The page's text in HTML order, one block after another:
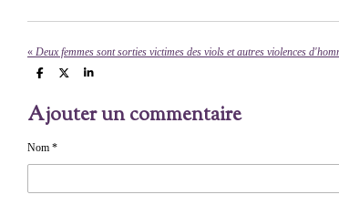
« Deux femmes sont sorties victimes des viols et autres violences
P
t
a
r
P
t
a
P
t
a
Ajouter un commentaire
Nom *